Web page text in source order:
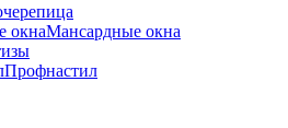
Мансардные окна
Профнастил